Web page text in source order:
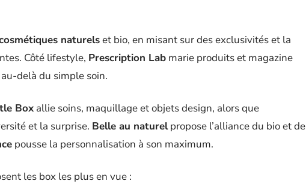
naturelset bio, en misant sur des exclusivités et la
Côté lifestyle, Prescription Lab marie produits et magazine
delà du simple soin.
Box allie soins, maquillage et objets design, alors que
et la surprise. Belle au naturelpropose l’alliance du bio et de
pousse la personnalisation à son maximum.
les box les plus en vue :